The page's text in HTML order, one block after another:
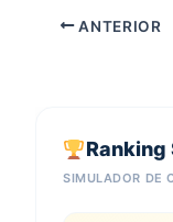
ANTERIOR
Ranking
SIMULADOR DE